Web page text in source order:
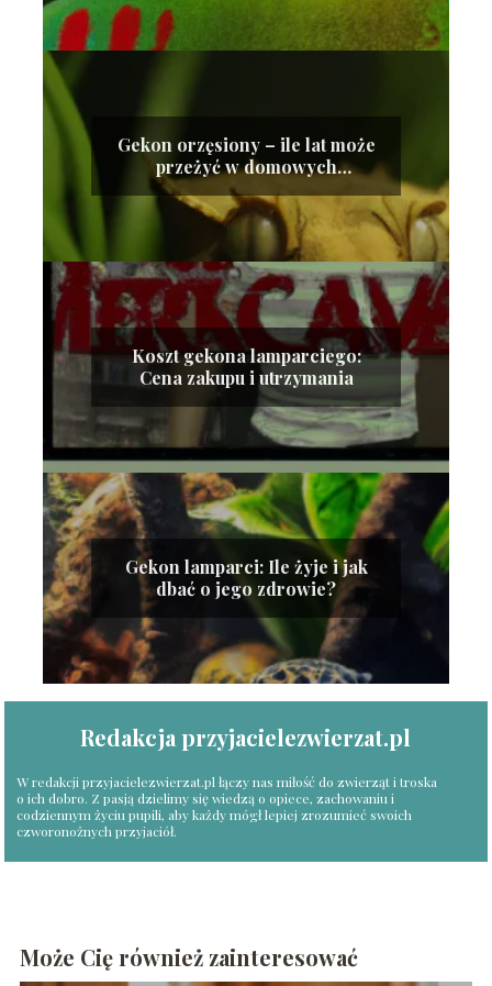
Gekon orzęsiony – ile lat może
przeżyć w domowych
warunkach?
Koszt gekona lamparciego:
Cena zakupu i utrzymania
Gekon lamparci: Ile żyje i jak
dbać o jego zdrowie?
Redakcja przyjacielezwierzat.pl
W redakcji przyjacielezwierzat.pl łączy nas miłość do zwierząt i troska
o ich dobro. Z pasją dzielimy się wiedzą o opiece, zachowaniu i
codziennym życiu pupili, aby każdy mógł lepiej zrozumieć swoich
czworonożnych przyjaciół.
Może Cię również zainteresować